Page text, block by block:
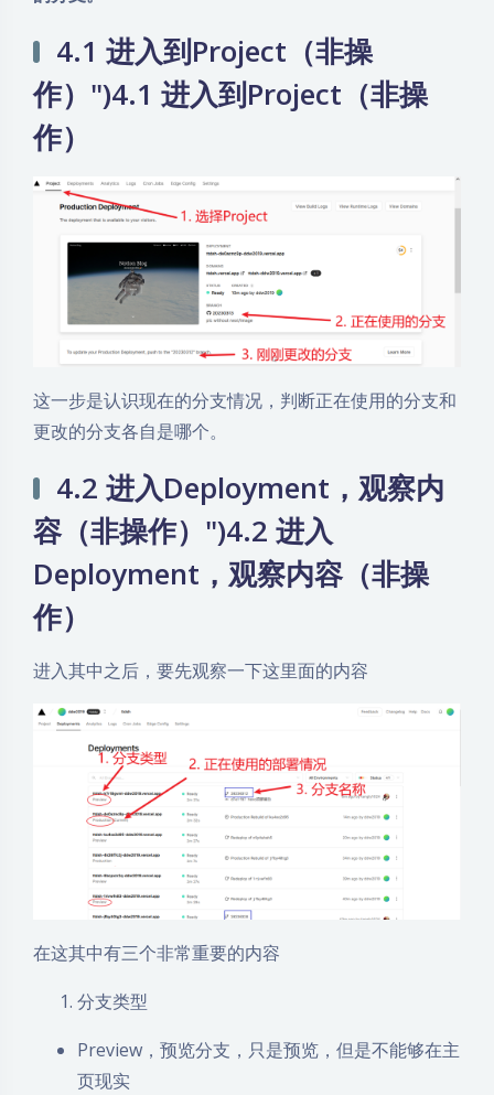
4.1 进入到Project（非操
作）")4.1 进入到Project（非操
作）
这一步是认识现在的分支情况，判断正在使用的分支和
更改的分支各自是哪个。
4.2 进入Deployment，观察内
容（非操作）")4.2 进入
Deployment，观察内容（非操
作）
进入其中之后，要先观察一下这里面的内容
在这其中有三个非常重要的内容
分支类型
Preview，预览分支，只是预览，但是不能够在主
页现实